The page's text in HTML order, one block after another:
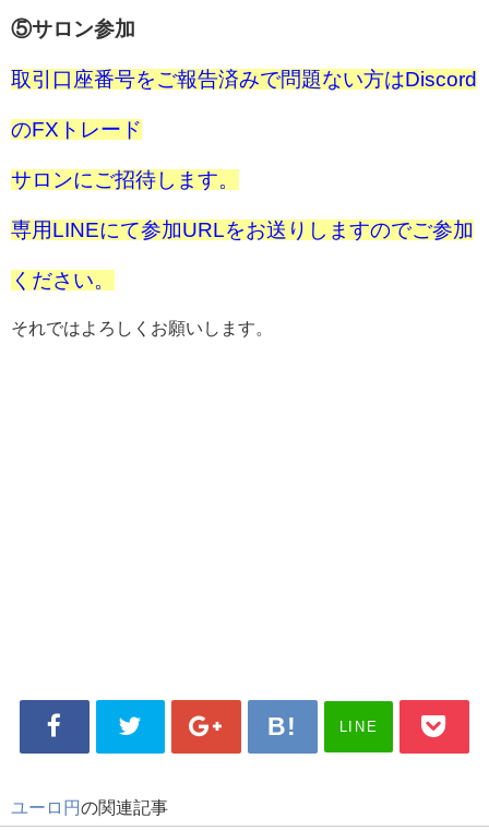
⑤サロン参加
取引口座番号をご報告済みで問題ない方はDiscord
のFXトレード
サロンにご招待します。
専用LINEにて参加URLをお送りしますのでご参加
ください。
それではよろしくお願いします。
LINE
ユーロ円の関連記事